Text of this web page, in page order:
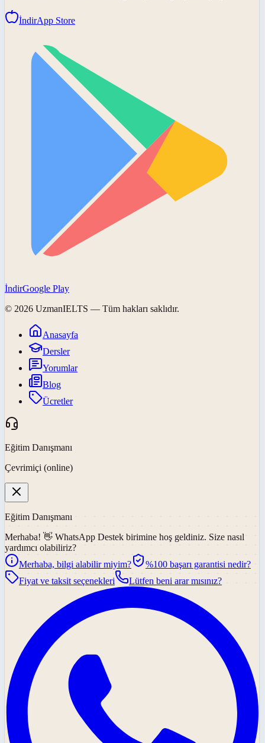
İndirApp Store
İndirGoogle Play
© 2026 UzmanIELTS — Tüm hakları saklıdır.
Anasayfa
Dersler
Yorumlar
Blog
Ücretler
Eğitim Danışmanı
Çevrimiçi (online)
Eğitim Danışmanı
Merhaba! 👋 WhatsApp Destek birimine hoş geldiniz. Size nasıl
yardımcı olabiliriz?
Merhaba, bilgi alabilir miyim?
%100 başarı garantisi nedir?
Fiyat ve taksit seçenekleri
Lütfen beni arar mısınız?